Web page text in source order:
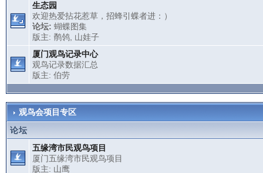
生态园
欢迎热爱拈花惹草，招蜂引蝶者进：）
论坛: 蝴蝶图集
版主: 鹡鸰, 山娃子
厦门观鸟记录中心
观鸟记录数据汇总
版主: 伯劳
观鸟会项目专区
论坛
五缘湾市民观鸟项目
厦门五缘湾市民观鸟项目
版主: 山鹰